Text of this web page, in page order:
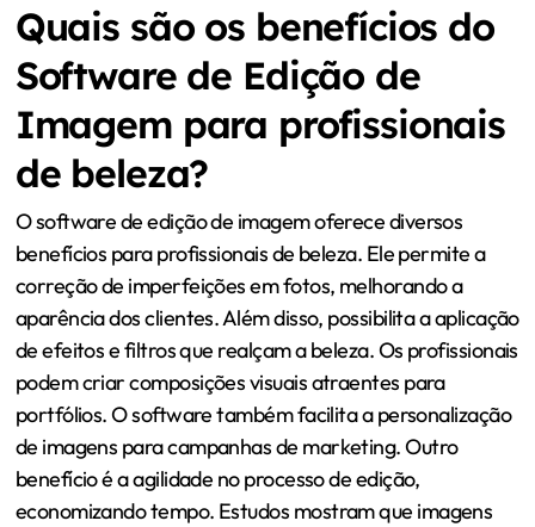
Quais são os benefícios do
Software de Edição de
Imagem para profissionais
de beleza?
O software de edição de imagem oferece diversos
benefícios para profissionais de beleza. Ele permite a
correção de imperfeições em fotos, melhorando a
aparência dos clientes. Além disso, possibilita a aplicação
de efeitos e filtros que realçam a beleza. Os profissionais
podem criar composições visuais atraentes para
portfólios. O software também facilita a personalização
de imagens para campanhas de marketing. Outro
benefício é a agilidade no processo de edição,
economizando tempo. Estudos mostram que imagens